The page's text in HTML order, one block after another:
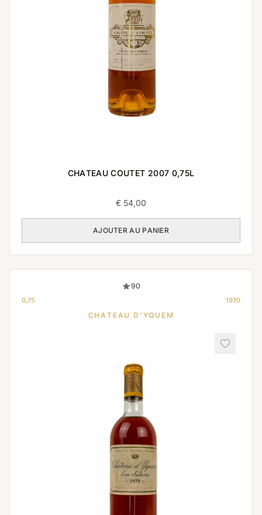
CHATEAU COUTET 2007 0,75L
€ 54,00
AJOUTER AU PANIER
90
0,75 1970
CHATEAU D'YQUEM